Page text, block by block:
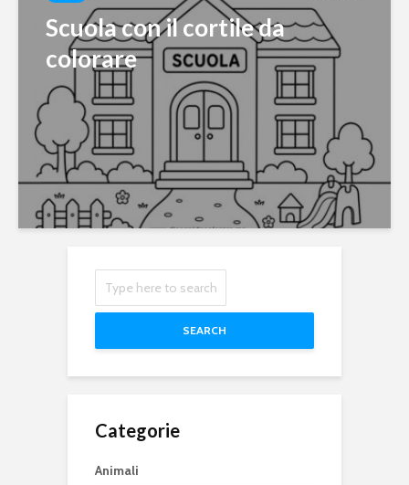
Scuola con il cortile da
colorare
SEARCH
Categorie
Animali